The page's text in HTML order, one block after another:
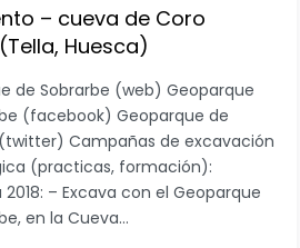
– cueva de Coro
Huesca)
de Sobrarbe (web) Geoparque
(facebook) Geoparque de
Campañas de excavación
(practicas, formación):
– Excava con el Geoparque
en la Cueva…